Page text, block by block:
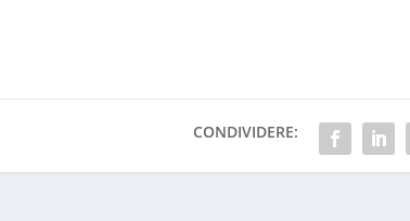
CONDIVIDERE: